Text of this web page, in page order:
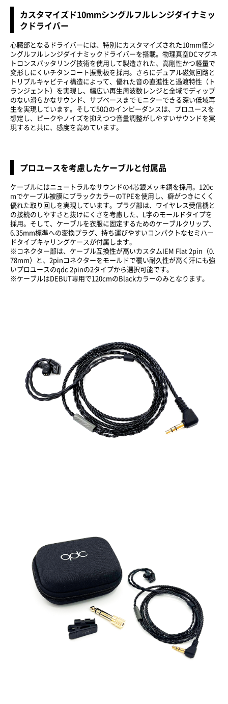
カスタマイズド10mmシングルフルレンジダイナミッ
クドライバー
心臓部となるドライバーには、特別にカスタマイズされた10mm径シ
ングルフルレンジダイナミックドライバーを搭載。物理真空DCマグネ
トロンスパッタリング技術を使用して製造された、高剛性かつ軽量で
変形しにくいチタンコート振動板を採用。さらにデュアル磁気回路と
トリプルキャビティ構造によって、優れた音の直進性と過渡特性（ト
ランジェント）を実現し、幅広い再生周波数レンジと全域でディップ
のない滑らかなサウンド、サブベースまでモニターできる深い低域再
生を実現しています。そして50Ωのインピーダンスは、プロユースを
想定し、ピークやノイズを抑えつつ音量調整がしやすいサウンドを実
現すると共に、感度を高めています。
プロユースを考慮したケーブルと付属品
ケーブルにはニュートラルなサウンドの4芯銀メッキ銅を採用。120c
mでケーブル被膜にブラックカラーのTPEを使用し、癖がつきにくく
優れた取り回しを実現しています。プラグ部は、ワイヤレス受信機と
の接続のしやすさと抜けにくさを考慮した、L字のモールドタイプを
採用。そして、ケーブルを衣服に固定するためのケーブルクリップ、
6.35mm標準への変換プラグ、持ち運びやすいコンパクトなセミハー
ドタイプキャリングケースが付属します。
※コネクター部は、ケーブル互換性が高いカスタムIEM Flat 2pin（0.
78mm）と、2pinコネクターをモールドで覆い耐久性が高く汗にも強
いプロユースのqdc 2pinの2タイプから選択可能です。
※ケーブルはDEBUT専用で120cmのBlackカラーのみとなります。